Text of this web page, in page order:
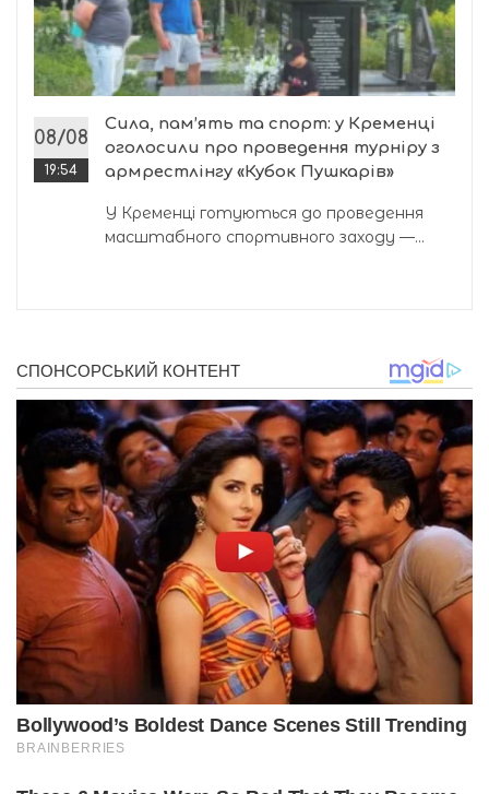
08/08
19:54
Сила, пам’ять та спорт: у Кременці
оголосили про проведення турніру з
армрестлінгу «Кубок Пушкарів»
У Кременці готуються до проведення
масштабного спортивного заходу —...